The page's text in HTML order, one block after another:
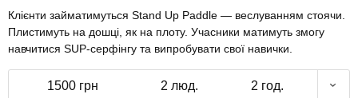
Клієнти займатимуться Stand Up Paddle — веслуванням стоячи.
Плистимуть на дошці, як на плоту. Учасники матимуть змогу
навчитися SUP-серфінгу та випробувати свої навички.
1500 грн 2 люд. 2 год.